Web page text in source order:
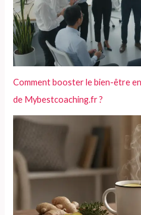
Comment booster le bien-être
de Mybestcoaching.fr ?